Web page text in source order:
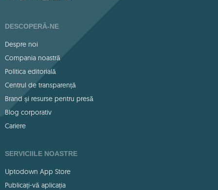
DESCOPERĂ-NE
Despre noi
Compania noastră
Politica editorială
Centrul de transparență
Brand și resurse pentru presă
Blog corporativ
Cariere
SERVICIILE NOASTRE
Uptodown App Store
Publicați-vă aplicația